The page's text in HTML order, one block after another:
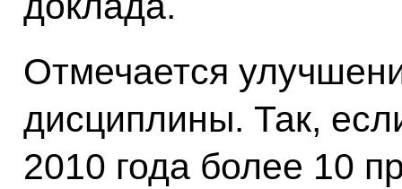
Отмечается
дисциплины. Так,
2010 года более 10